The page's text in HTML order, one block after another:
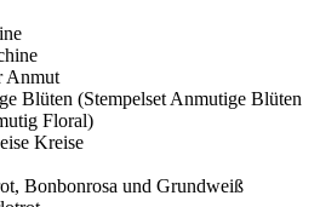
Anmut
Blüten (Stempelset Anmutige Blüten
Floral)
Kreise
Bonbonrosa und Grundweiß